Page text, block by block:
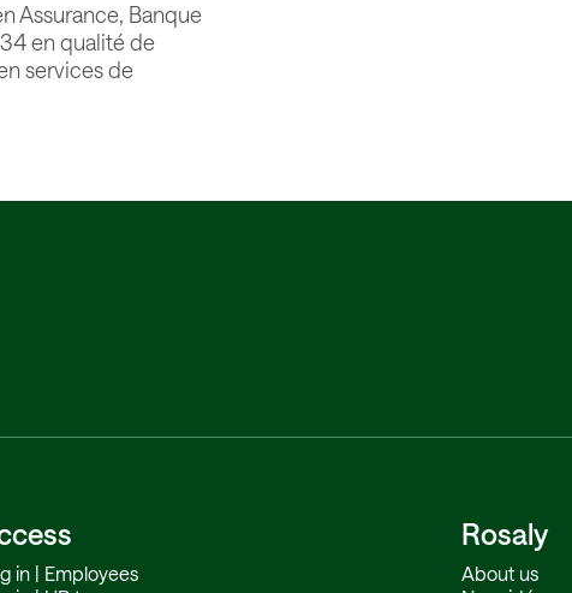
Assurance, Banque
en qualité de
services de
in | Employees
Rosaly
About us